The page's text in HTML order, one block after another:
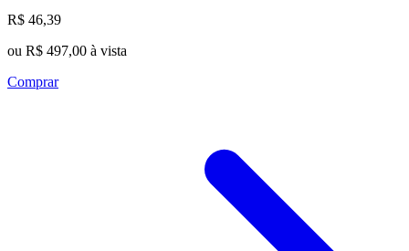
R$ 46,39
ou R$ 497,00 à vista
Comprar